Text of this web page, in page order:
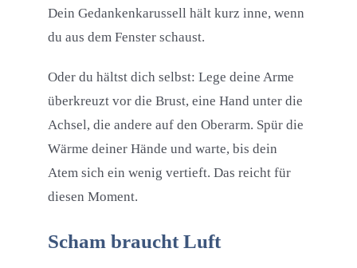
Dein Gedankenkarussell hält kurz inne, wenn
du aus dem Fenster schaust.
Oder du hältst dich selbst: Lege deine Arme
überkreuzt vor die Brust, eine Hand unter die
Achsel, die andere auf den Oberarm. Spür die
Wärme deiner Hände und warte, bis dein
Atem sich ein wenig vertieft. Das reicht für
diesen Moment.
Scham braucht Luft